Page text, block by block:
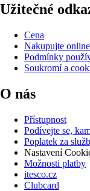
Užitečné
Cena
Nakupujte
Podmínky
Soukromí a
O nás
Přístupnost
Podívejte se,
Poplatek za
Nastavení
Možnosti platby
itesco.cz
Clubcard